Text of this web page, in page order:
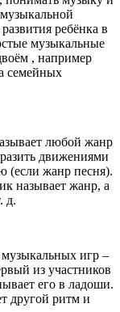
ребёнка в
музыкальные
, например
семейных
любой жанр
движениями
(если жанр песня).
называет жанр, а
д.
игр –
из участников
его в ладоши.
другой ритм и